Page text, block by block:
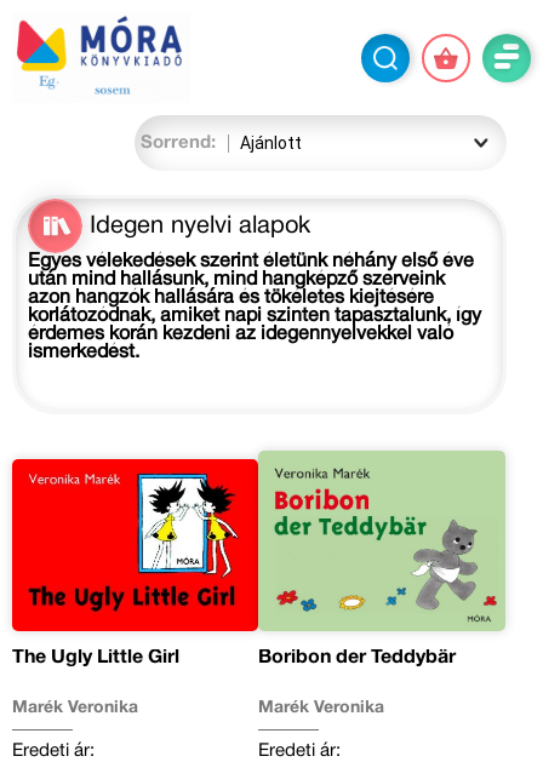
Sorrend:
Idegen nyelvi alapok
Egyes vélekedések szerint életünk néhány első éve
után mind hallásunk, mind hangképző szerveink
azon hangzók hallására és tökéletes kiejtésére
korlátozódnak, amiket napi szinten tapasztalunk, így
érdemes korán kezdeni az idegennyelvekkel való
ismerkedést.
The Ugly Little Girl
Marék Veronika
Eredeti ár:
Boribon der Teddybär
Marék Veronika
Eredeti ár: